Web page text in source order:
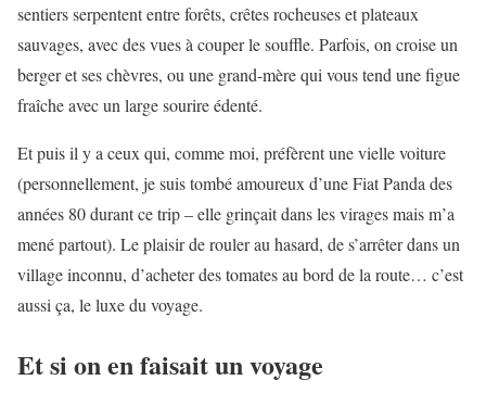
sentiers serpentent entre forêts, crêtes rocheuses et plateaux
sauvages, avec des vues à couper le souffle. Parfois, on croise un
berger et ses chèvres, ou une grand-mère qui vous tend une figue
fraîche avec un large sourire édenté.
Et puis il y a ceux qui, comme moi, préfèrent une vielle voiture
(personnellement, je suis tombé amoureux d’une Fiat Panda des
années 80 durant ce trip – elle grinçait dans les virages mais m’a
mené partout). Le plaisir de rouler au hasard, de s’arrêter dans un
village inconnu, d’acheter des tomates au bord de la route… c’est
aussi ça, le luxe du voyage.
Et si on en faisait un voyage